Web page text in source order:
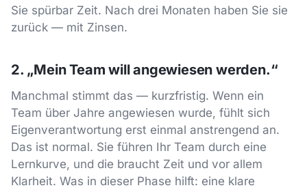
Sie spürbar Zeit. Nach drei Monaten haben Sie sie
zurück — mit Zinsen.
2. „Mein Team will angewiesen werden.“
Manchmal stimmt das — kurzfristig. Wenn ein
Team über Jahre angewiesen wurde, fühlt sich
Eigenverantwortung erst einmal anstrengend an.
Das ist normal. Sie führen Ihr Team durch eine
Lernkurve, und die braucht Zeit und vor allem
Klarheit. Was in dieser Phase hilft: eine klare